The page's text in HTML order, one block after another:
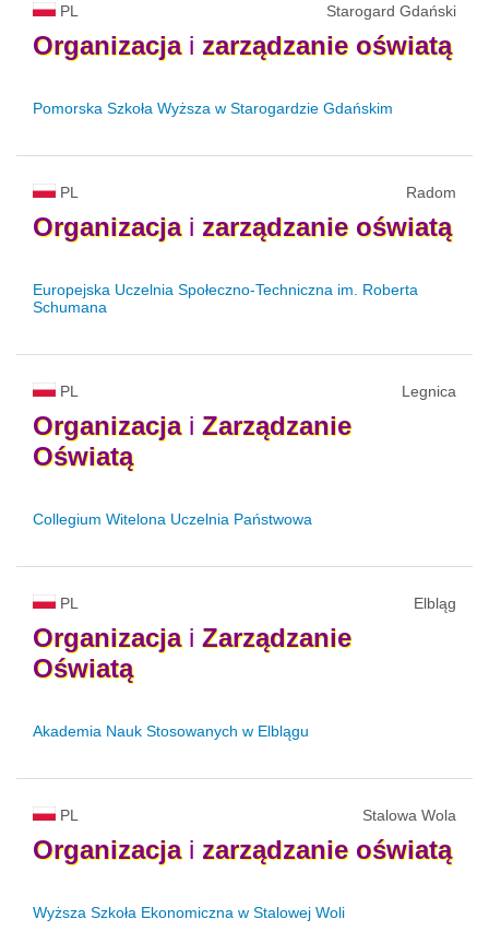
PL Starogard Gdański
Organizacjai zarządzanie oświatą
Pomorska Szkoła Wyższa w Starogardzie Gdańskim
PL Radom
Organizacjai zarządzanie oświatą
Europejska Uczelnia Społeczno-Techniczna im. Roberta
Schumana
PL Legnica
Organizacjai Zarządzanie
Oświatą
Collegium Witelona Uczelnia Państwowa
PL Elbląg
Organizacjai Zarządzanie
Oświatą
Akademia Nauk Stosowanych w Elblągu
PL Stalowa Wola
Organizacjai zarządzanie oświatą
Wyższa Szkoła Ekonomiczna w Stalowej Woli